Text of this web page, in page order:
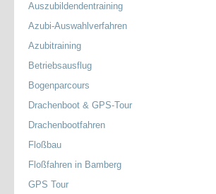
Auszubildendentraining
Azubi-Auswahlverfahren
Azubitraining
Betriebsausflug
Bogenparcours
Drachenboot & GPS-Tour
Drachenbootfahren
Floßbau
Floßfahren in Bamberg
GPS Tour